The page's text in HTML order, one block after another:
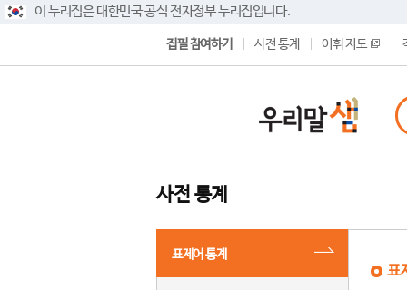
이 누리집은 대한민국 공식 전자정부 누리집입니다.
집필 참여하기 사전 통계 어휘 지도
사전 통계
표제어 통계
표